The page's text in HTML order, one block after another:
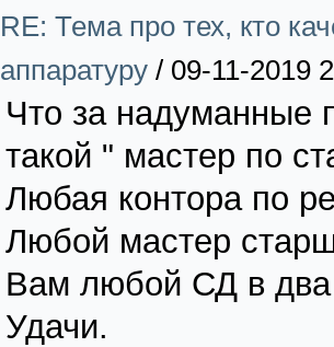
RE: Тема про тех, кто
аппаратуру / 09-11-2019
Что за надуманные
такой " мастер по
Любая контора по
Любой мастер
Вам любой СД в два
Удачи.